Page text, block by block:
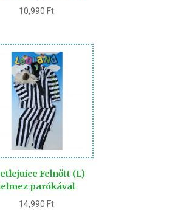
10,990 Ft
Felnőtt (L)
parókával
14,990 Ft